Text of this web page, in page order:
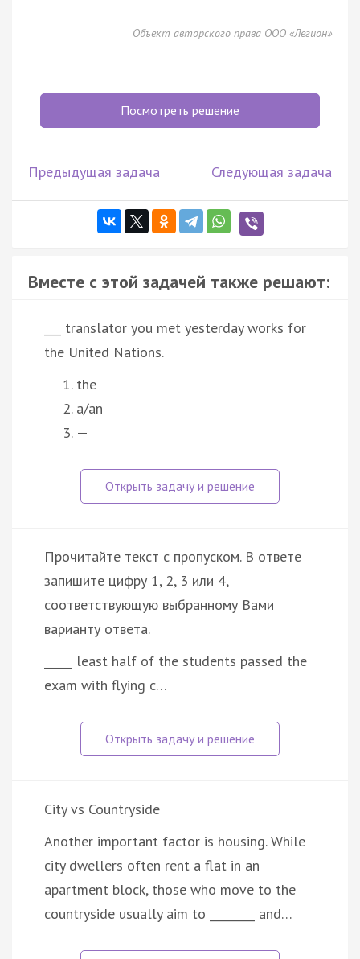
Объект авторского права ООО «Легион»
Посмотреть решение
Предыдущая задача Следующая задача
Вместе с этой задачей также решают:
___ translator you met yesterday works for
the United Nations.
the
a/an
—
Прочитайте текст с пропуском. В ответе
запишите цифру 1, 2, 3 или 4,
соответствующую выбранному Вами
варианту ответа.
_____ least half of the students passed the
exam with flying c…
City vs Countryside
Another important factor is housing. While
city dwellers often rent a flat in an
apartment block, those who move to the
countryside usually aim to ________ and…